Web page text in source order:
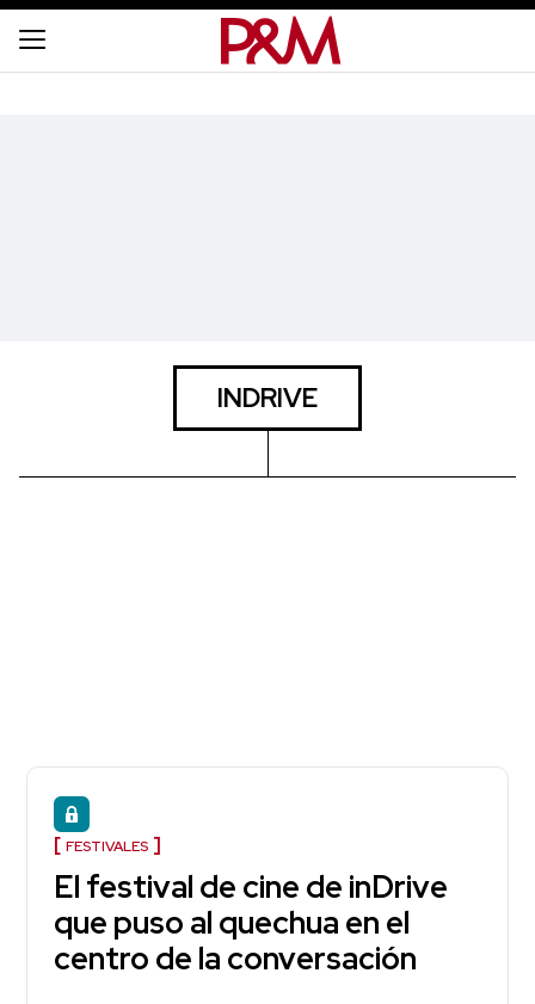
INDRIVE
FESTIVALES
El festival de cine de inDrive
que puso al quechua en el
centro de la conversación